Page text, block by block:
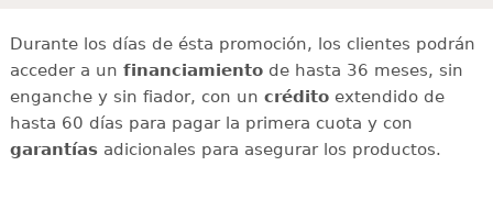
Durante los días de ésta promoción, los clientes podrán
acceder a un financiamientode hasta 36 meses, sin
enganche y sin fiador, con un créditoextendido de
hasta 60 días para pagar la primera cuota y con
garantíasadicionales para asegurar los productos.